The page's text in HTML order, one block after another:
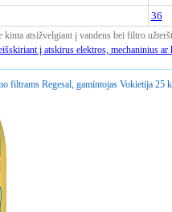
36
atsižvelgiant į vandens bei filtro
į atskirus elektros, mechaninius
filtrams Regesal, gamintojas Vokietija 25